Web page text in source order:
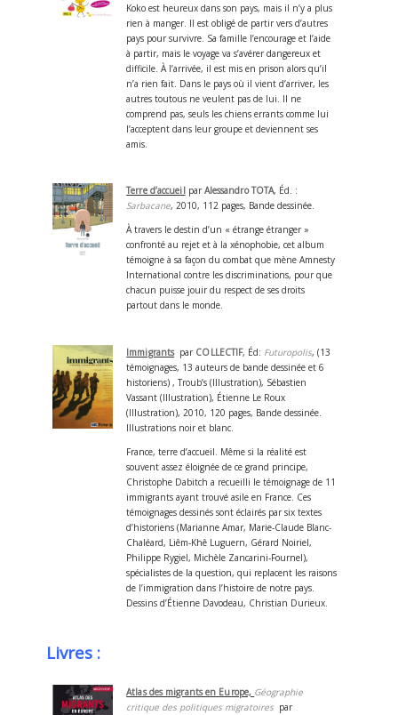
Koko est heureux dans son pays, mais il n’y a plus
rien à manger. Il est obligé de partir vers d’autres
pays pour survivre. Sa famille l’encourage et l’aide
à partir, mais le voyage va s’avérer dangereux et
difficile. À l’arrivée, il est mis en prison alors qu’il
n’a rien fait. Dans le pays où il vient d’arriver, les
autres toutous ne veulent pas de lui. Il ne
comprend pas, seuls les chiens errants comme lui
l’acceptent dans leur groupe et deviennent ses
amis.
Terre d’accueilpar Alessandro TOTA, Éd. :
Sarbacane, 2010, 112 pages, Bande dessinée.
À travers le destin d’un « étrange étranger »
confronté au rejet et à la xénophobie, cet album
témoigne à sa façon du combat que mène Amnesty
International contre les discriminations, pour que
chacun puisse jouir du respect de ses droits
partout dans le monde.
Immigrants par COLLECTIF, Éd: Futuropolis, (13
témoignages, 13 auteurs de bande dessinée et 6
historiens) , Troub’s (Illustration), Sébastien
Vassant (Illustration), Étienne Le Roux
(Illustration), 2010, 120 pages, Bande dessinée.
Illustrations noir et blanc.
France, terre d’accueil. Même si la réalité est
souvent assez éloignée de ce grand principe,
Christophe Dabitch a recueilli le témoignage de 11
immigrants ayant trouvé asile en France. Ces
témoignages dessinés sont éclairés par six textes
d’historiens (Marianne Amar, Marie-Claude Blanc-
Chaléard, Liêm-Khê Luguern, Gérard Noiriel,
Philippe Rygiel, Michèle Zancarini-Fournel),
spécialistes de la question, qui replacent les raisons
de l’immigration dans l’histoire de notre pays.
Dessins d’Étienne Davodeau, Christian Durieux.
Livres :
Atlas des migrants en Europe, Géographie
critique des politiques migratoires par